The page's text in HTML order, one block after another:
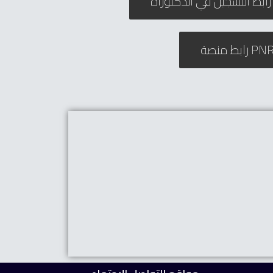
رابط منصة PNR